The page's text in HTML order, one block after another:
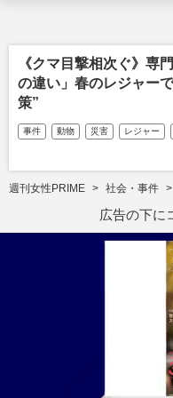
《クマ目撃相次ぐ》専
の違い」春のレジャー
策”
事件 動物 災害 レジャー
週刊女性PRIME 社会・事件
広告の下に